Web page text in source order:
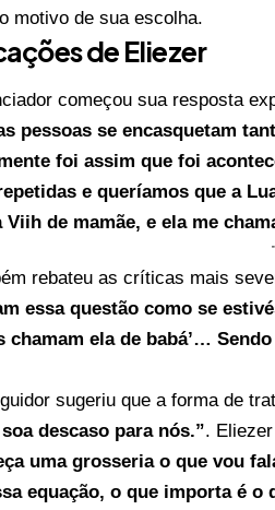
motivo de sua escolha.
de Eliezer
começou sua resposta
pessoas se encasquetam
foi assim que foi
e queríamos que a
Viih de mamãe, e ela me
rebateu as críticas mais
essa questão como se
chamam ela de babá’…
sugeriu que a forma de
descaso para nós.”.
uma grosseria o que vou
equação, o que importa é o